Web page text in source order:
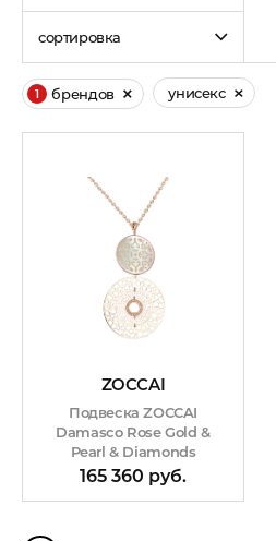
сортировка
1 брендов унисекс
ZOCCAI
Подвеска ZOCCAI
Damasco Rose Gold &
Pearl & Diamonds
165 360 руб.